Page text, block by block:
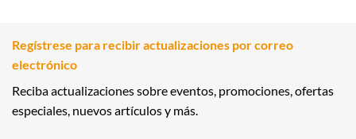
Regístrese para recibir actualizaciones por correo
electrónico
Reciba actualizaciones sobre eventos, promociones, ofertas
especiales, nuevos artículos y más.